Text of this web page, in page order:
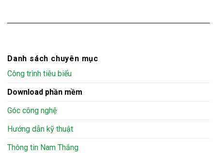
Danh sách chuyên mục
Công trình tiêu biểu
Download phần mềm
Góc công nghệ
Hướng dẫn kỹ thuật
Thông tin Nam Thắng